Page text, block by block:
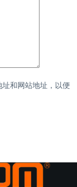
和网站地址，以便